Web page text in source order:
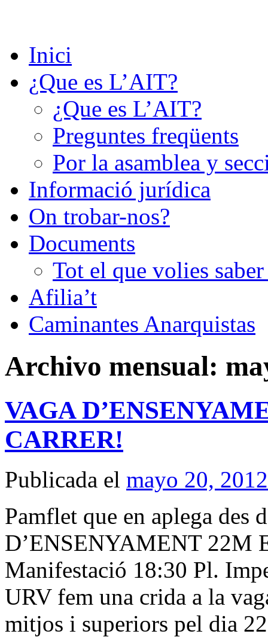
Inici
¿Que es L’AIT?
¿Que es L’AIT?
Preguntes freqüents
Por la asamblea y
Informació jurídica
On trobar-nos?
Documents
Tot el que volies
Afilia’t
Caminantes Anarquistas
Archivo mensual:
VAGA
CARRER!
Publicada el mayo 20, 2012
Pamflet que en aplega des
D’ENSENYAMENT 22M
Manifestació 18:30 Pl.
URV fem una crida a la
mitjos i superiors pel dia